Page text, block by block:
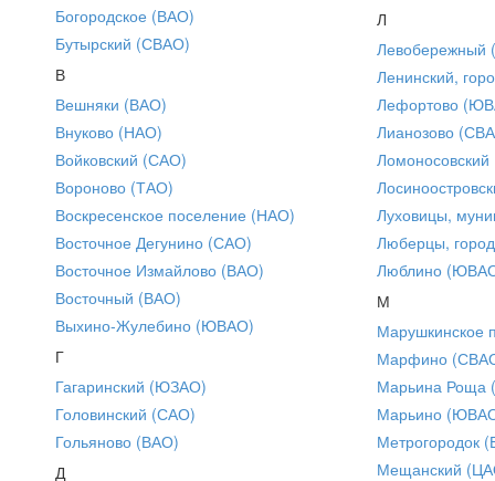
Богородское (ВАО)
Бутырский (СВАО)
В
Вешняки (ВАО)
Внуково (НАО)
Войковский (САО)
Вороново (ТАО)
Воскресенское поселение (НАО)
Восточное Дегунино (САО)
Восточное Измайлово (ВАО)
Восточный (ВАО)
Выхино-Жулебино (ЮВАО)
Г
Гагаринский (ЮЗАО)
Головинский (САО)
Гольяново (ВАО)
Д
Л
Ленинский,
Лефортово
Лианозово
Луховицы,
Люберцы,
Люблино
М
Марушкинское
Марфино
Марьина Роща
Марьино
Метрогородок
Мещанский